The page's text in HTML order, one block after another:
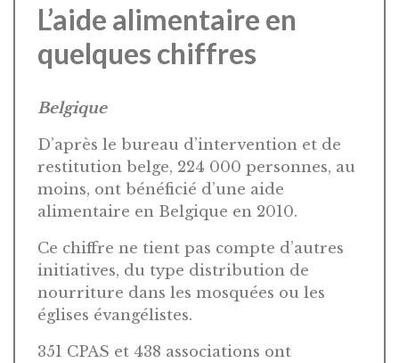
L’aide alimentaire en
quelques chiffres
Belgique
D’après le bureau d’intervention et de
restitution belge, 224 000 personnes, au
moins, ont bénéficié d’une aide
alimentaire en Belgique en 2010.
Ce chiffre ne tient pas compte d’autres
initiatives, du type distribution de
nourriture dans les mosquées ou les
églises évangélistes.
351 CPAS et 438 associations ont